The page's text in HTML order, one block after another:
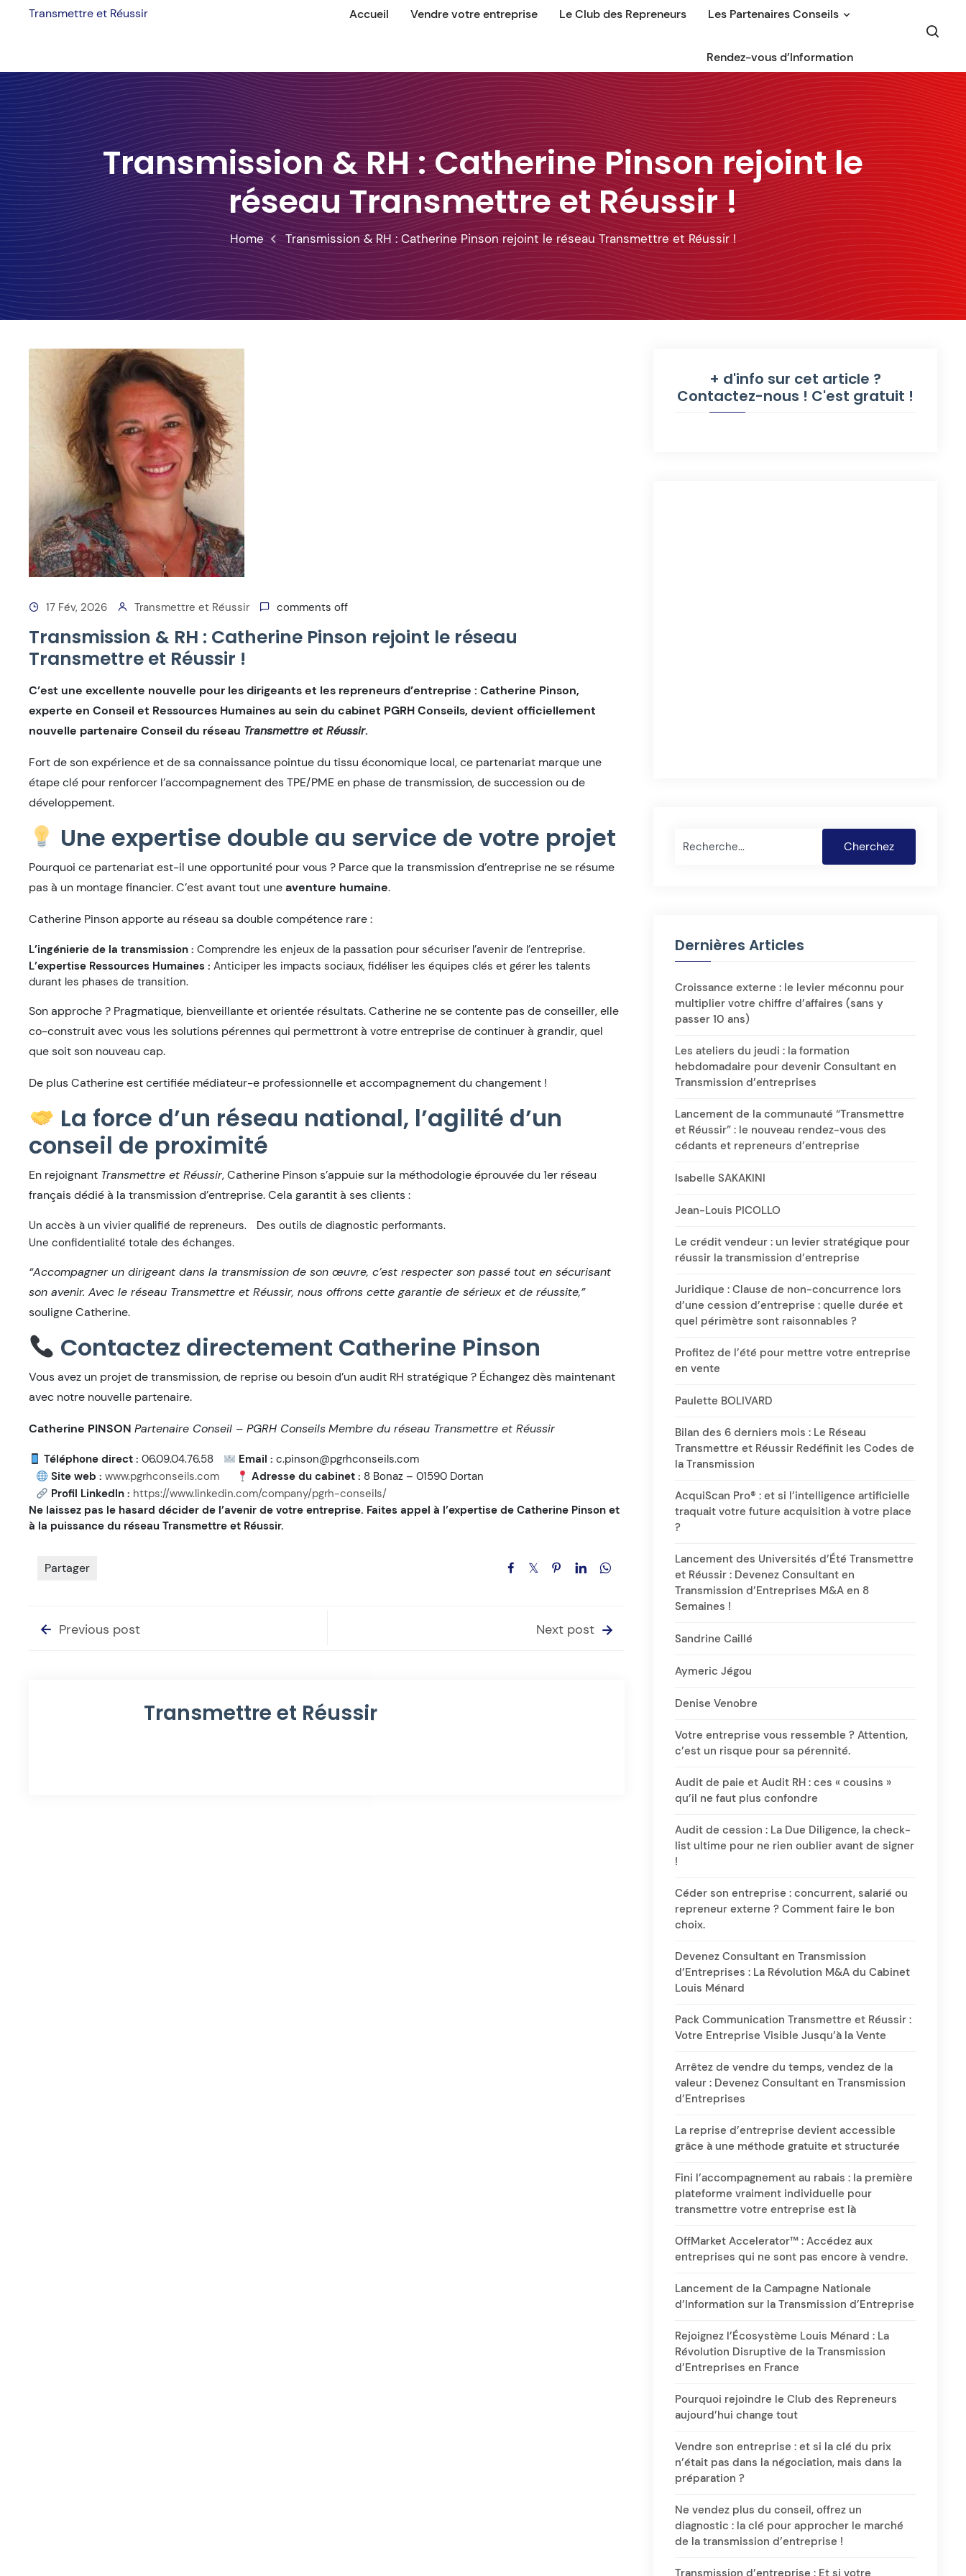
Transmettre et Réussir Accueil Vendre votre entreprise Le Club des Repreneurs Les Partenaires Conseils
Rendez-vous d’Information
Transmission & RH : Catherine Pinson rejoint le
réseau Transmettre et Réussir !
Home Transmission & RH : Catherine Pinson rejoint le réseau Transmettre et Réussir !
17 Fév, 2026 Transmettre et Réussir comments off
Transmission & RH : Catherine Pinson rejoint le réseau
Transmettre et Réussir !
C’est une excellente nouvelle pour les dirigeants et les repreneurs d’entreprise : Catherine Pinson,
experte en Conseil et Ressources Humaines au sein du cabinet PGRH Conseils, devient officiellement
nouvelle partenaire Conseil du réseau Transmettre et Réussir.
Fort de son expérience et de sa connaissance pointue du tissu économique local, ce partenariat marque une
étape clé pour renforcer l’accompagnement des TPE/PME en phase de transmission, de succession ou de
développement.
Une expertise double au service de votre projet
Pourquoi ce partenariat est-il une opportunité pour vous ? Parce que la transmission d’entreprise ne se résume
pas à un montage financier. C’est avant tout uneaventure humaine.
Catherine Pinson apporte au réseau sa double compétence rare :
L’ingénierie de la transmission : Comprendre les enjeux de la passation pour sécuriser l’avenir de l’entreprise.
L’expertise Ressources Humaines : Anticiper les impacts sociaux, fidéliser les équipes clés et gérer les talents
durant les phases de transition.
Son approche ? Pragmatique, bienveillante et orientée résultats. Catherine ne se contente pas de conseiller, elle
co-construit avec vous les solutions pérennes qui permettront à votre entreprise de continuer à grandir, quel
que soit son nouveau cap.
De plus Catherine est certifiée médiateur-e professionnelle et accompagnement du changement !
La force d’un réseau national, l’agilité d’un
conseil de proximité
En rejoignant Transmettre et Réussir, Catherine Pinson s’appuie sur la méthodologie éprouvée du 1er réseau
français dédié à la transmission d’entreprise. Cela garantit à ses clients :
Un accès à un vivier qualifié de repreneurs.
Des outils de diagnostic performants.
Une confidentialité totale des échanges.
“Accompagner un dirigeant dans la transmission de son œuvre, c’est respecter son passé tout en sécurisant
son avenir. Avec le réseau Transmettre et Réussir, nous offrons cette garantie de sérieux et de réussite,”
souligne Catherine.
Contactez directement Catherine Pinson
Vous avez un projet de transmission, de reprise ou besoin d’un audit RH stratégique ? Échangez dès maintenant
avec notre nouvelle partenaire.
Catherine PINSON Partenaire Conseil – PGRH ConseilsMembre du réseau Transmettre et Réussir
Téléphone direct : 06.09.04.76.58 Email : c.pinson@pgrhconseils.com
Site web : www.pgrhconseils.com Adresse du cabinet : 8 Bonaz – 01590 Dortan
Profil LinkedIn : https://www.linkedin.com/company/pgrh-conseils/
Ne laissez pas le hasard décider de l’avenir de votre entreprise. Faites appel à l’expertise de Catherine Pinson et
à la puissance du réseau Transmettre et Réussir.
Partager
Previous post Next post
Transmettre et Réussir
+ d'info sur cet article ?
Contactez-nous ! C'est gratuit !
Rechercher Cherchez
Dernières Articles
Croissance externe : le levier méconnu pour
multiplier votre chiffre d’affaires (sans y
passer 10 ans)
Les ateliers du jeudi : la formation
hebdomadaire pour devenir Consultant en
Transmission d’entreprises
Lancement de la communauté “Transmettre
et Réussir” : le nouveau rendez-vous des
cédants et repreneurs d’entreprise
Isabelle SAKAKINI
Jean-Louis PICOLLO
Le crédit vendeur : un levier stratégique pour
réussir la transmission d’entreprise
Juridique : Clause de non-concurrence lors
d’une cession d’entreprise : quelle durée et
quel périmètre sont raisonnables ?
Profitez de l’été pour mettre votre entreprise
en vente
Paulette BOLIVARD
Bilan des 6 derniers mois : Le Réseau
Transmettre et Réussir Redéfinit les Codes de
la Transmission
AcquiScan Pro® : et si l’intelligence artificielle
traquait votre future acquisition à votre place
?
Lancement des Universités d’Été Transmettre
et Réussir : Devenez Consultant en
Transmission d’Entreprises M&A en 8
Semaines !
Sandrine Caillé
Aymeric Jégou
Denise Venobre
Votre entreprise vous ressemble ? Attention,
c’est un risque pour sa pérennité.
Audit de paie et Audit RH : ces « cousins »
qu’il ne faut plus confondre
Audit de cession : La Due Diligence, la check-
list ultime pour ne rien oublier avant de signer
!
Céder son entreprise : concurrent, salarié ou
repreneur externe ? Comment faire le bon
choix.
Devenez Consultant en Transmission
d’Entreprises : La Révolution M&A du Cabinet
Louis Ménard
Pack Communication Transmettre et Réussir :
Votre Entreprise Visible Jusqu’à la Vente
Arrêtez de vendre du temps, vendez de la
valeur : Devenez Consultant en Transmission
d’Entreprises
La reprise d’entreprise devient accessible
grâce à une méthode gratuite et structurée
Fini l’accompagnement au rabais : la première
plateforme vraiment individuelle pour
transmettre votre entreprise est là
OffMarket Accelerator™ : Accédez aux
entreprises qui ne sont pas encore à vendre.
Lancement de la Campagne Nationale
d’Information sur la Transmission d’Entreprise
Rejoignez l’Écosystème Louis Ménard : La
Révolution Disruptive de la Transmission
d’Entreprises en France
Pourquoi rejoindre le Club des Repreneurs
aujourd’hui change tout
Vendre son entreprise : et si la clé du prix
n’était pas dans la négociation, mais dans la
préparation ?
Ne vendez plus du conseil, offrez un
diagnostic : la clé pour approcher le marché
de la transmission d’entreprise !
Transmission d’entreprise : Et si votre